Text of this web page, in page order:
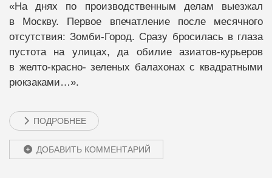
«На днях по производственным делам выезжал
в Москву. Первое впечатление после месячного
отсутствия: Зомби-Город. Сразу бросилась в глаза
пустота на улицах, да обилие азиатов-курьеров
в желто-красно- зеленых балахонах с квадратными
рюкзаками…».
ПОДРОБНЕЕ
ДОБАВИТЬ КОММЕНТАРИЙ